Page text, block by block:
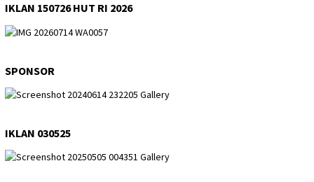
IKLAN 150726 HUT RI 2026
SPONSOR
IKLAN 030525